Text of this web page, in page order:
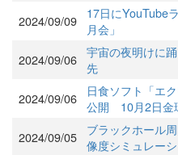
2024/09/09
17日にYouTube
月会」
2024/09/06 宇宙の夜明けに
先
2024/09/06
日食ソフト「エ
公開 10月2日金
2024/09/05
ブラックホール
像度シミュレー